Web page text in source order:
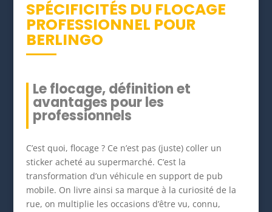
SPÉCIFICITÉS DU FLOCAGE
PROFESSIONNEL POUR
BERLINGO
Le flocage, définition et
avantages pour les
professionnels
C’est quoi, flocage ? Ce n’est pas (juste) coller un
sticker acheté au supermarché. C’est la
transformation d’un véhicule en support de pub
mobile. On livre ainsi sa marque à la curiosité de la
rue, on multiplie les occasions d’être vu, connu,